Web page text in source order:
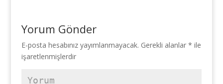
Yorum Gönder
E-posta hesabınız yayımlanmayacak. Gerekli alanlar * ile
işaretlenmişlerdir